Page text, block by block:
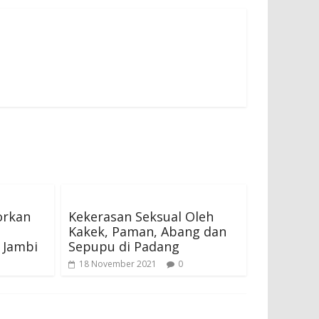
Kekerasan Seksual Oleh
Kakek, Paman, Abang dan
Sepupu di Padang
18 November 2021 0